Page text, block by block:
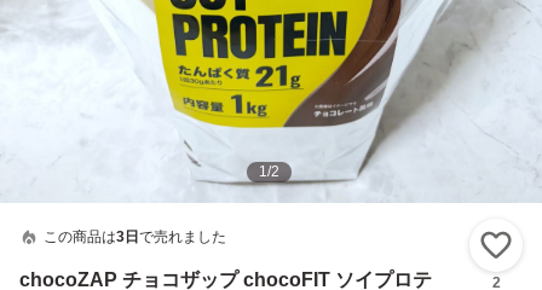
1/2
この商品は3日 で売れました
chocoZAP チョコザップ chocoFIT ソイプロテ
2